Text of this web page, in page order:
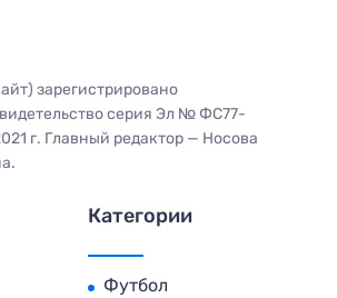
зарегистрировано
серия Эл № ФС77-
г. Главный редактор — Носова
Категории
Футбол